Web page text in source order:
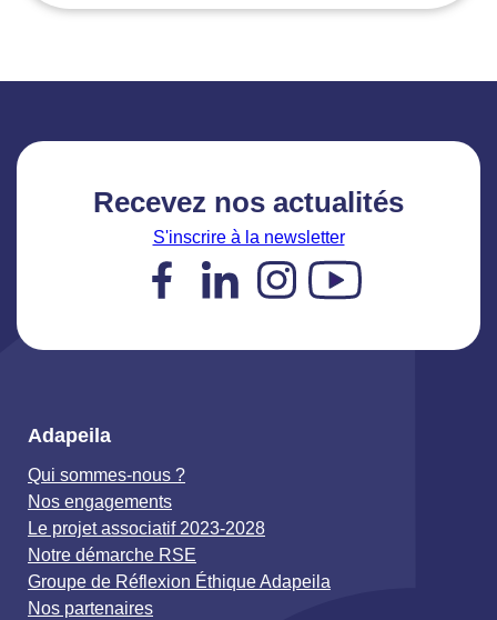
Recevez nos actualités
S'inscrire à la newsletter
Facebook
LinkedIn
Instagram
YouTube
Adapeila
Qui sommes-nous ?
Nos engagements
Le projet associatif 2023-2028
Notre démarche RSE
Groupe de Réflexion Éthique Adapeila
Nos partenaires